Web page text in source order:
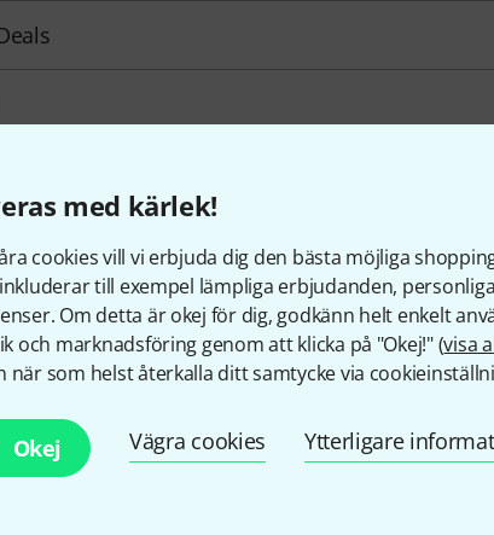
med kärlek!
cookies vill vi erbjuda dig den bästa möjliga
till exempel lämpliga erbjudanden,
Om detta är okej för dig, godkänn helt enkelt
och marknadsföring genom att klicka på "Okej!" (visa
när som helst återkalla ditt samtycke via
Okej Vägra cookies Ytterligare
Gillar du vad du ser?